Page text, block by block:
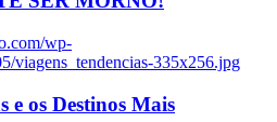
wp-
viagens_tendencias-335x256.jpg
e os Destinos Mais